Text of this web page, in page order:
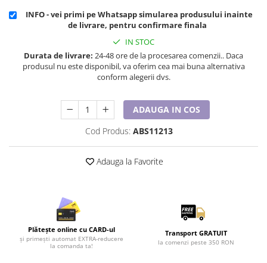
INFO - vei primi pe Whatsapp simularea produsului inainte
de livrare, pentru confirmare finala
IN STOC
Durata de livrare: 24-48 ore de la procesarea comenzii.. Daca
produsul nu este disponibil, va oferim cea mai buna alternativa
conform alegerii dvs.
ADAUGA IN COS
Cod Produs: ABS11213
Adauga la Favorite
Plătește online cu CARD-ul
și primești automat EXTRA-reducere
la comanda ta!
Transport GRATUIT
la comenzi peste 350 RON